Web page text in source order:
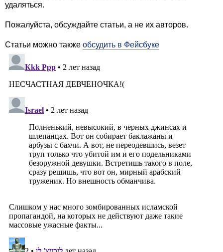
удаляться.
Пожалуйста, обсуждайте статьи, а не их авторов.
Статьи можно также обсудить в Фейсбуке